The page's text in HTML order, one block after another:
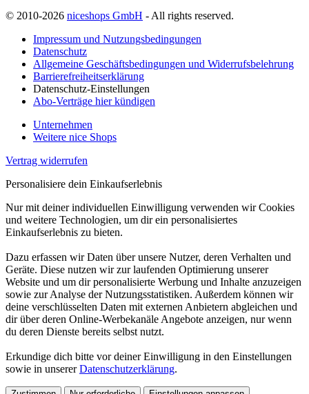
© 2010-2026 niceshops GmbH - All rights reserved.
Impressum und Nutzungsbedingungen
Datenschutz
Allgemeine Geschäftsbedingungen und Widerrufsbelehrung
Barrierefreiheitserklärung
Datenschutz-Einstellungen
Abo-Verträge hier kündigen
Unternehmen
Weitere nice Shops
Vertrag widerrufen
Personalisiere dein Einkaufserlebnis
Nur mit deiner individuellen Einwilligung verwenden wir Cookies
und weitere Technologien, um dir ein personalisiertes
Einkaufserlebnis zu bieten.
Dazu erfassen wir Daten über unsere Nutzer, deren Verhalten und
Geräte. Diese nutzen wir zur laufenden Optimierung unserer
Website und um dir personalisierte Werbung und Inhalte anzuzeigen
sowie zur Analyse der Nutzungsstatistiken. Außerdem können wir
deine verschlüsselten Daten mit externen Anbietern abgleichen und
dir über deren Online-Werbekanäle Angebote anzeigen, nur wenn
du deren Dienste bereits selbst nutzt.
Erkundige dich bitte vor deiner Einwilligung in den Einstellungen
sowie in unsererDatenschutzerklärung.